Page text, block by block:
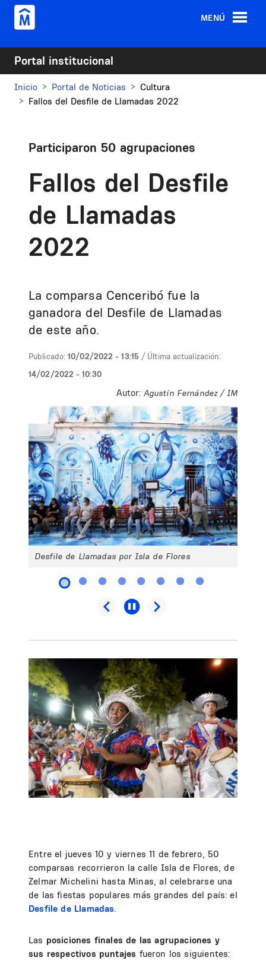
Pasar al contenido principal
MENÚ
Portal institucional
Inicio Portal de Noticias
Cultura
Fallos del Desfile de Llamadas 2022
Participaron 50 agrupaciones
Fallos del Desfile
de Llamadas
2022
La comparsa Cenceribó fue la
ganadora del Desfile de Llamadas
de este año.
Publicado: 10/02/2022 - 13:15 / Última actualización:
14/02/2022 - 10:30
Autor: Agustín Fernández / IM
Desfile de Llamadas por Isla de Flores
Autor: Agustín Fernández / IM
Desfile de Llamadas por Isla de Flores
Entre el jueves 10 y viernes 11 de febrero, 50
comparsas recorrieron la calle Isla de Flores, de
Zelmar Michelini hasta Minas, al celebrarse una
de las fiestas populares más grandes del país: el
Desfile de Llamadas.
Las posiciones finales de las agrupaciones y
sus respectivos puntajes fueron los siguientes: